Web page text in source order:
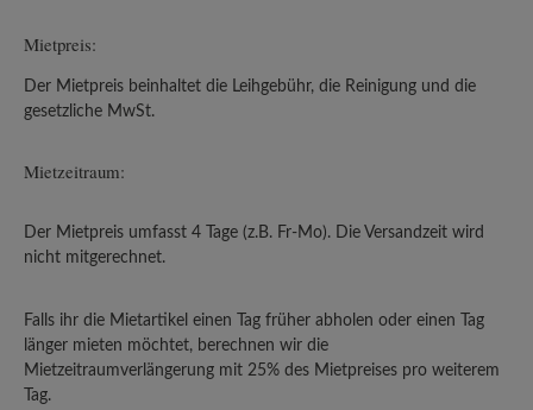
Mietpreis:
Der Mietpreis beinhaltet die Leihgebühr, die Reinigung und die
gesetzliche MwSt.
Mietzeitraum:
Der Mietpreis umfasst 4 Tage (z.B. Fr-Mo). Die Versandzeit wird
nicht mitgerechnet.
Falls ihr die Mietartikel einen Tag früher abholen oder einen Tag
länger mieten möchtet, berechnen wir die
Mietzeitraumverlängerung mit 25% des Mietpreises pro weiterem
Tag.